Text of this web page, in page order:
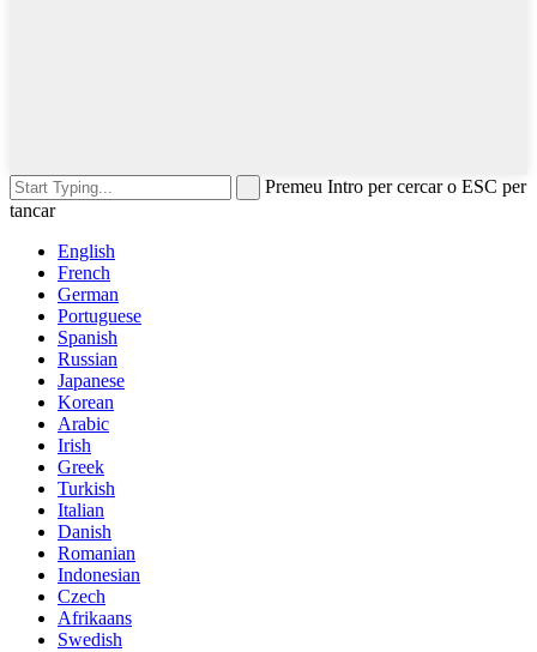
Premeu Intro per cercar o ESC per
tancar
English
French
German
Portuguese
Spanish
Russian
Japanese
Korean
Arabic
Irish
Greek
Turkish
Italian
Danish
Romanian
Indonesian
Czech
Afrikaans
Swedish